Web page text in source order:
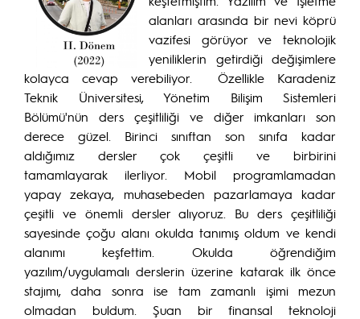
alanları arasında bir nevi köprü
vazifesi görüyor ve teknolojik
yeniliklerin getirdiği değişimlere
kolayca cevap verebiliyor. Özellikle Karadeniz
Teknik Üniversitesi, Yönetim Bilişim Sistemleri
Bölümü'nün ders çeşitliliği ve diğer imkanları son
derece güzel. Birinci sınıftan son sınıfa kadar
aldığımız dersler çok çeşitli ve birbirini
tamamlayarak ilerliyor. Mobil programlamadan
yapay zekaya, muhasebeden pazarlamaya kadar
çeşitli ve önemli dersler alıyoruz. Bu ders çeşitliliği
sayesinde çoğu alanı okulda tanımış oldum ve kendi
alanımı keşfettim. Okulda öğrendiğim
yazılım/uygulamalı derslerin üzerine katarak ilk önce
stajımı, daha sonra ise tam zamanlı işimi mezun
olmadan buldum. Şuan bir finansal teknoloji